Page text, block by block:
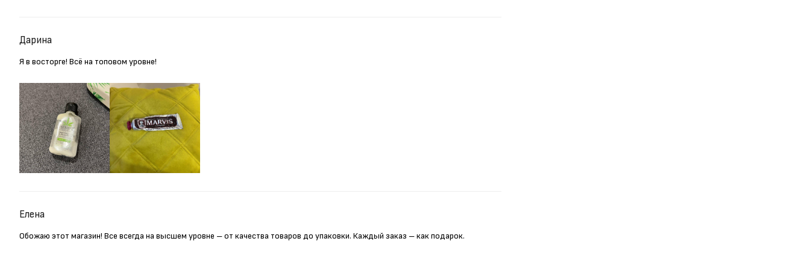
Дарина
Я в восторге! Всё на топовом уровне!
Елена
Обожаю этот магазин! Все всегда на высшем уровне – от качества товаров до упаковки. Каждый заказ – как подарок.